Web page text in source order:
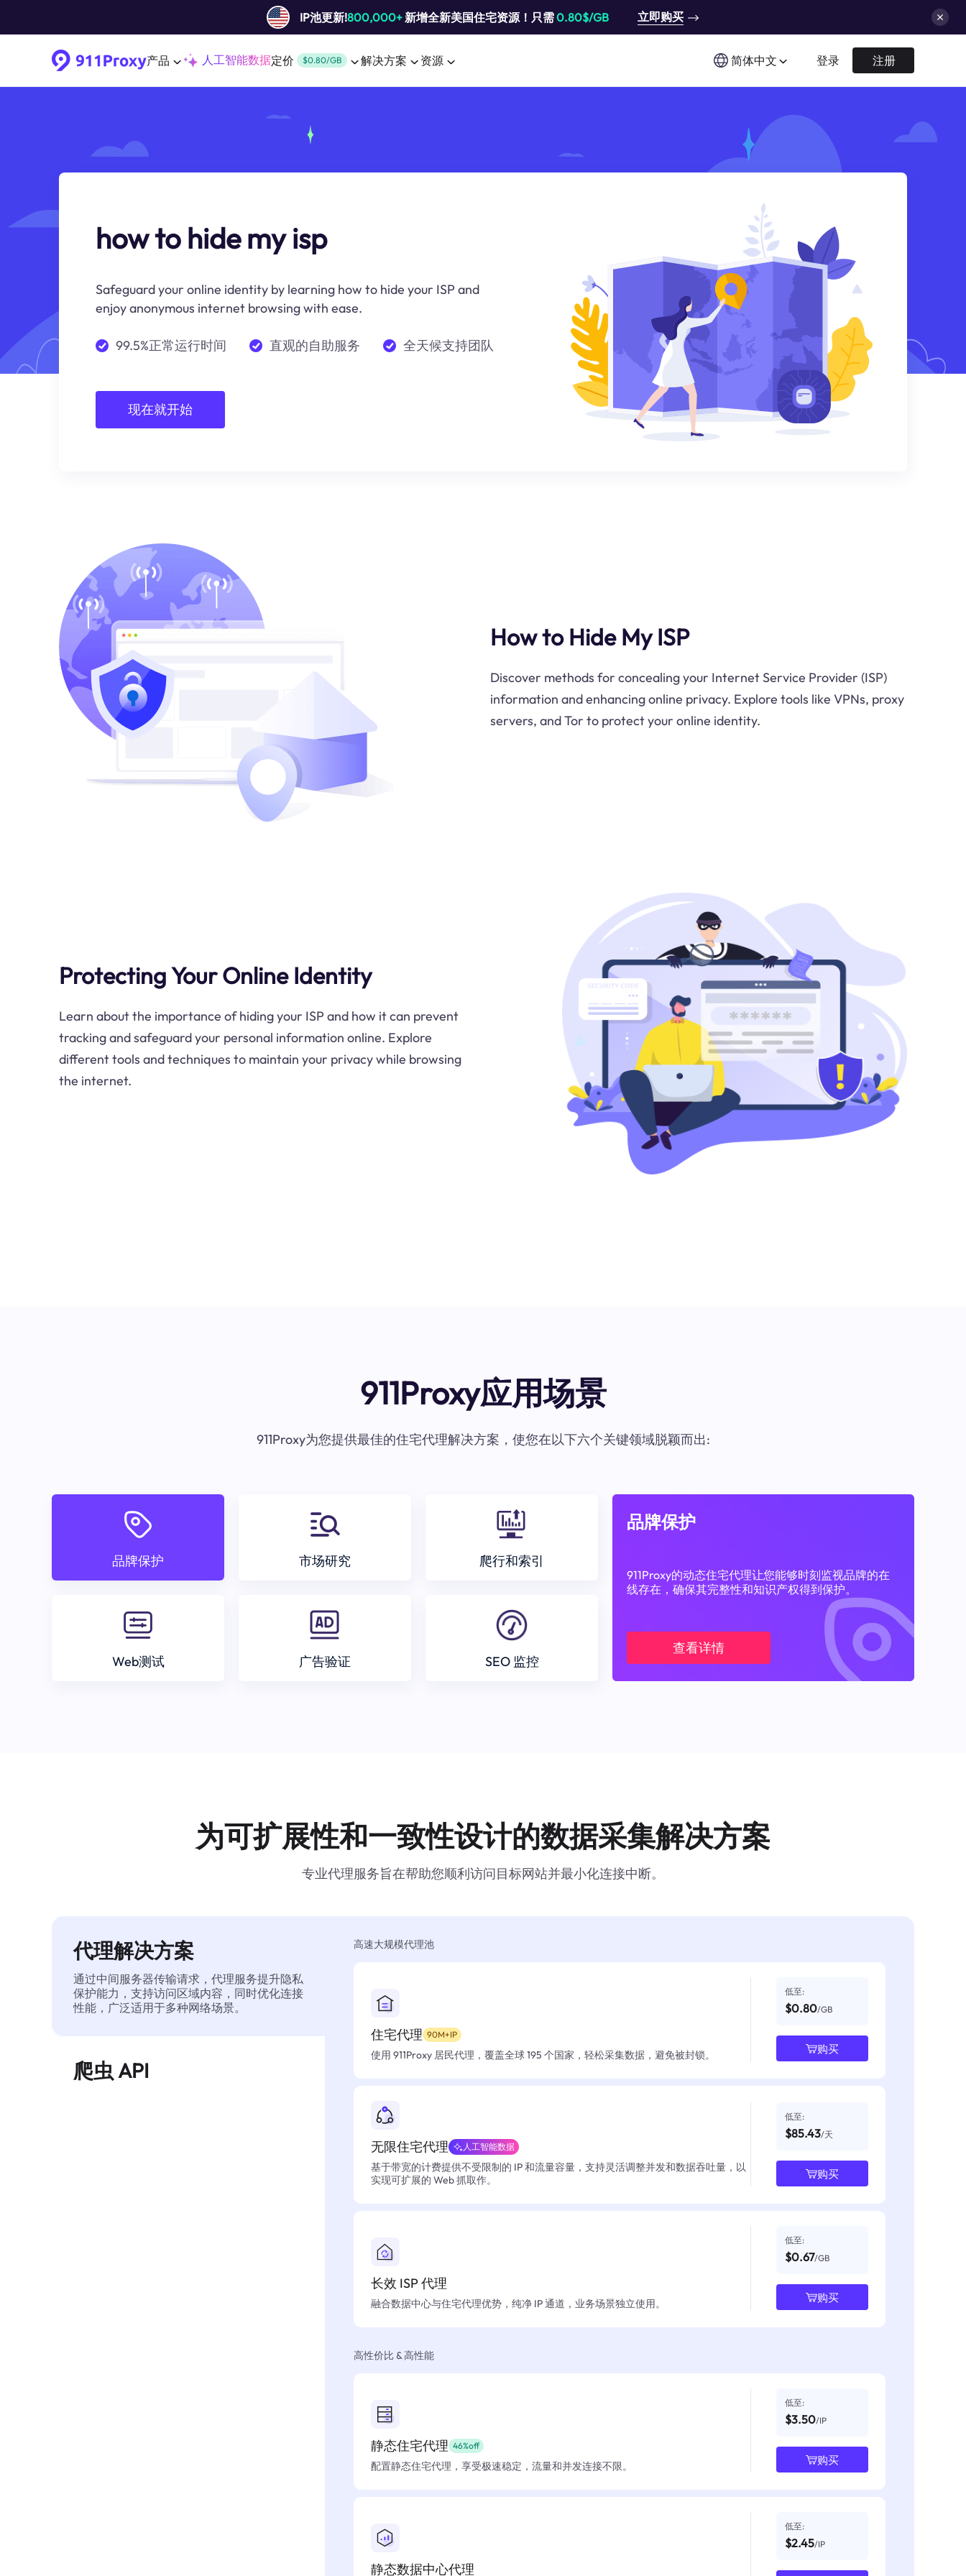
IP池更新!800,000+新增全新美国住宅资源！只需0.80$/GB 立即购买
产品 人工智能数据定价 $0.80/GB 解决方案 资源 简体中文 登录 注册
how to hide my isp
Safeguard your online identity by learning how to hide your ISP and
enjoy anonymous internet browsing with ease.
99.5%正常运行时间 直观的自助服务 全天候支持团队
现在就开始
How to Hide My ISP
Discover methods for concealing your Internet Service Provider (ISP)
information and enhancing online privacy. Explore tools like VPNs, proxy
servers, and Tor to protect your online identity.
Protecting Your Online Identity
Learn about the importance of hiding your ISP and how it can prevent
tracking and safeguard your personal information online. Explore
different tools and techniques to maintain your privacy while browsing
the internet.
911Proxy应用场景
911Proxy为您提供最佳的住宅代理解决方案，使您在以下六个关键领域脱颖而出:
品牌保护 市场研究 爬行和索引
Web测试 广告验证 SEO 监控
品牌保护
911Proxy的动态住宅代理让您能够时刻监视品牌的在
线存在，确保其完整性和知识产权得到保护。
查看详情
为可扩展性和一致性设计的数据采集解决方案
专业代理服务旨在帮助您顺利访问目标网站并最小化连接中断。
代理解决方案
通过中间服务器传输请求，代理服务提升隐私
保护能力，支持访问区域内容，同时优化连接
性能，广泛适用于多种网络场景。
爬虫 API
高速大规模代理池
住宅代理 90M+IP
使用 911Proxy 居民代理，覆盖全球 195 个国家，轻松采集数据，避免被封锁。
低至:
$0.80/GB
购买
无限住宅代理 人工智能数据
基于带宽的计费提供不受限制的 IP 和流量容量，支持灵活调整并发和数据吞吐量，以
实现可扩展的 Web 抓取作。
低至:
$85.43/天
购买
长效 ISP 代理
融合数据中心与住宅代理优势，纯净 IP 通道，业务场景独立使用。
低至:
$0.67/GB
购买
高性价比 & 高性能
静态住宅代理 46%off
配置静态住宅代理，享受极速稳定，流量和并发连接不限。
低至:
$3.50/IP
购买
静态数据中心代理
低至:
$2.45/IP